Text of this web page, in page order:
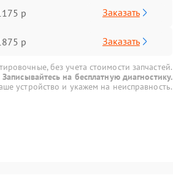
р Заказать
р Заказать
без учета стоимости запчастей.
Записывайтесь на бесплатную диагностику.
устройство и укажем на неисправность.